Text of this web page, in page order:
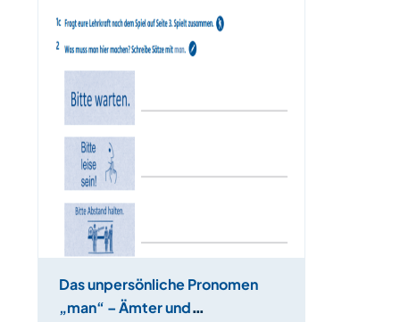
Das unpersönliche Pronomen
„man“ – Ämter und